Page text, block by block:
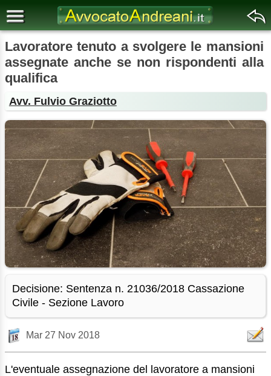
Lavoratore tenuto a svolgere le mansioni
assegnate anche se non rispondenti alla
qualifica
Avv. Fulvio Graziotto
Decisione: Sentenza n. 21036/2018 Cassazione
Civile - Sezione Lavoro
Mar 27 Nov 2018
L'eventuale assegnazione del lavoratore a mansioni